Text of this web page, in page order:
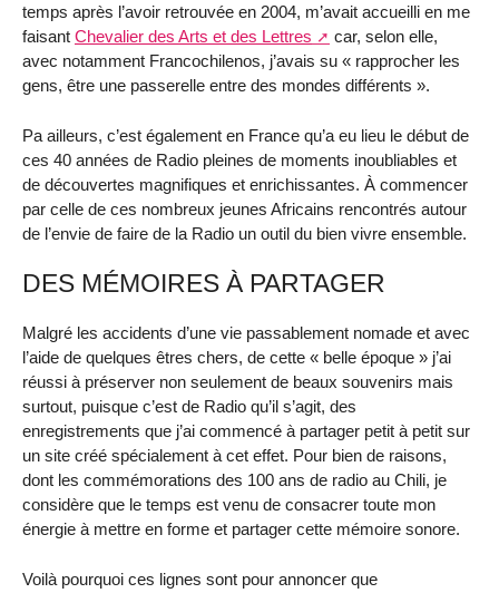
temps après l’avoir retrouvée en 2004, m’avait accueilli en me
faisant Chevalier des Arts et des Lettres
car, selon elle,
avec notamment Francochilenos, j’avais su « rapprocher les
gens, être une passerelle entre des mondes différents ».
Pa ailleurs, c’est également en France qu’a eu lieu le début de
ces 40 années de Radio pleines de moments inoubliables et
de découvertes magnifiques et enrichissantes. À commencer
par celle de ces nombreux jeunes Africains rencontrés autour
de l’envie de faire de la Radio un outil du bien vivre ensemble.
DES MÉMOIRES À PARTAGER
Malgré les accidents d’une vie passablement nomade et avec
l’aide de quelques êtres chers, de cette « belle époque » j’ai
réussi à préserver non seulement de beaux souvenirs mais
surtout, puisque c’est de Radio qu’il s’agit, des
enregistrements que j’ai commencé à partager petit à petit sur
un site créé spécialement à cet effet. Pour bien de raisons,
dont les commémorations des 100 ans de radio au Chili, je
considère que le temps est venu de consacrer toute mon
énergie à mettre en forme et partager cette mémoire sonore.
Voilà pourquoi ces lignes sont pour annoncer que